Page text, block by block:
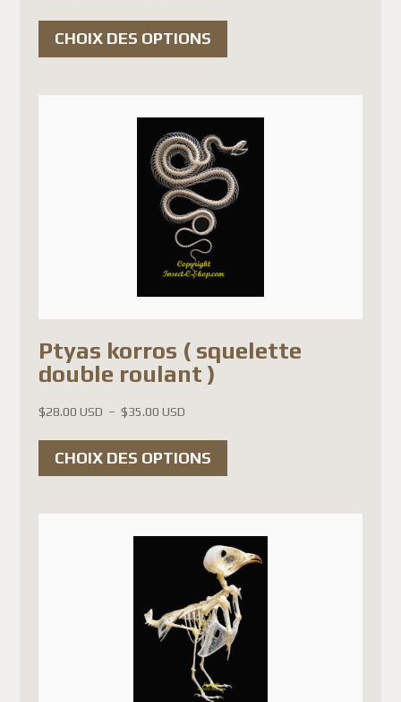
prix :
$39.00 USD
CHOIX DES OPTIONS
Ce
plusieurs
Les
options
peuvent
page
Ptyas korros ( squelette
double roulant )
$28.00 USD – $35.00 USDPlage
prix :
$35.00 USD
CHOIX DES OPTIONS
Ce
plusieurs
variations.
Les
options
peuvent
être